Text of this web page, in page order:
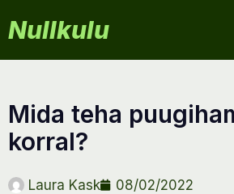
Nullkulu
mida teha puugihammustuse
korral?
Laura Kask 08/02/2022